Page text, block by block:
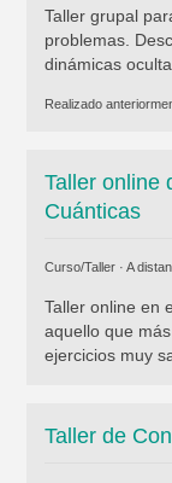
Taller grupal
problemas.
dinámicas
Realizado
Taller online
Cuánticas
Curso/Taller · A
Taller online en
aquello que
ejercicios muy
Taller de